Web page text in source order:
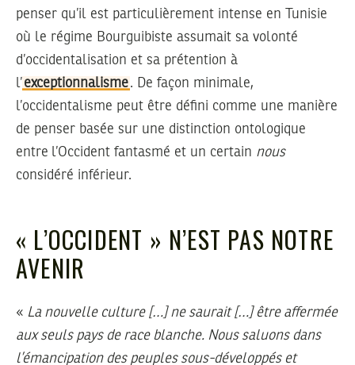
penser qu’il est particulièrement intense en Tunisie
où le régime Bourguibiste assumait sa volonté
d’occidentalisation et sa prétention à
l’exceptionnalisme. De façon minimale,
l’occidentalisme peut être défini comme une manière
de penser basée sur une distinction ontologique
entre l’Occident fantasmé et un certain nous
considéré inférieur.
« L’OCCIDENT » N’EST PAS NOTRE
AVENIR
« La nouvelle culture […] ne saurait […] être affermée
aux seuls pays de race blanche. Nous saluons dans
l’émancipation des peuples sous-développés et